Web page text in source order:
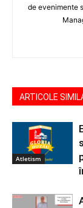
de evenimente
ARTICOLE
Atletism